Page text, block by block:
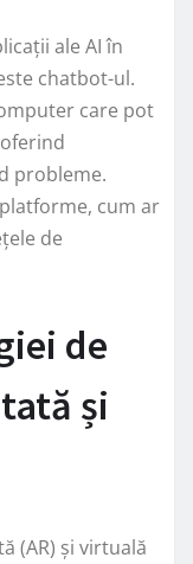
ale AI în
chatbot-ul.
care pot
probleme.
cum ar
de
de
și
(AR) și virtuală